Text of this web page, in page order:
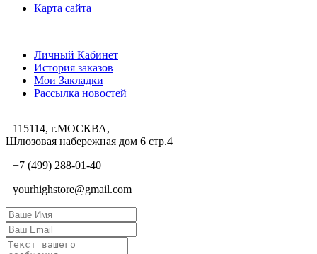
Карта сайта
Личный Кабинет
История заказов
Мои Закладки
Рассылка новостей
115114, г.МОСКВА,
Шлюзовая набережная дом 6 стр.4
+7 (499) 288-01-40
yourhighstore@gmail.com